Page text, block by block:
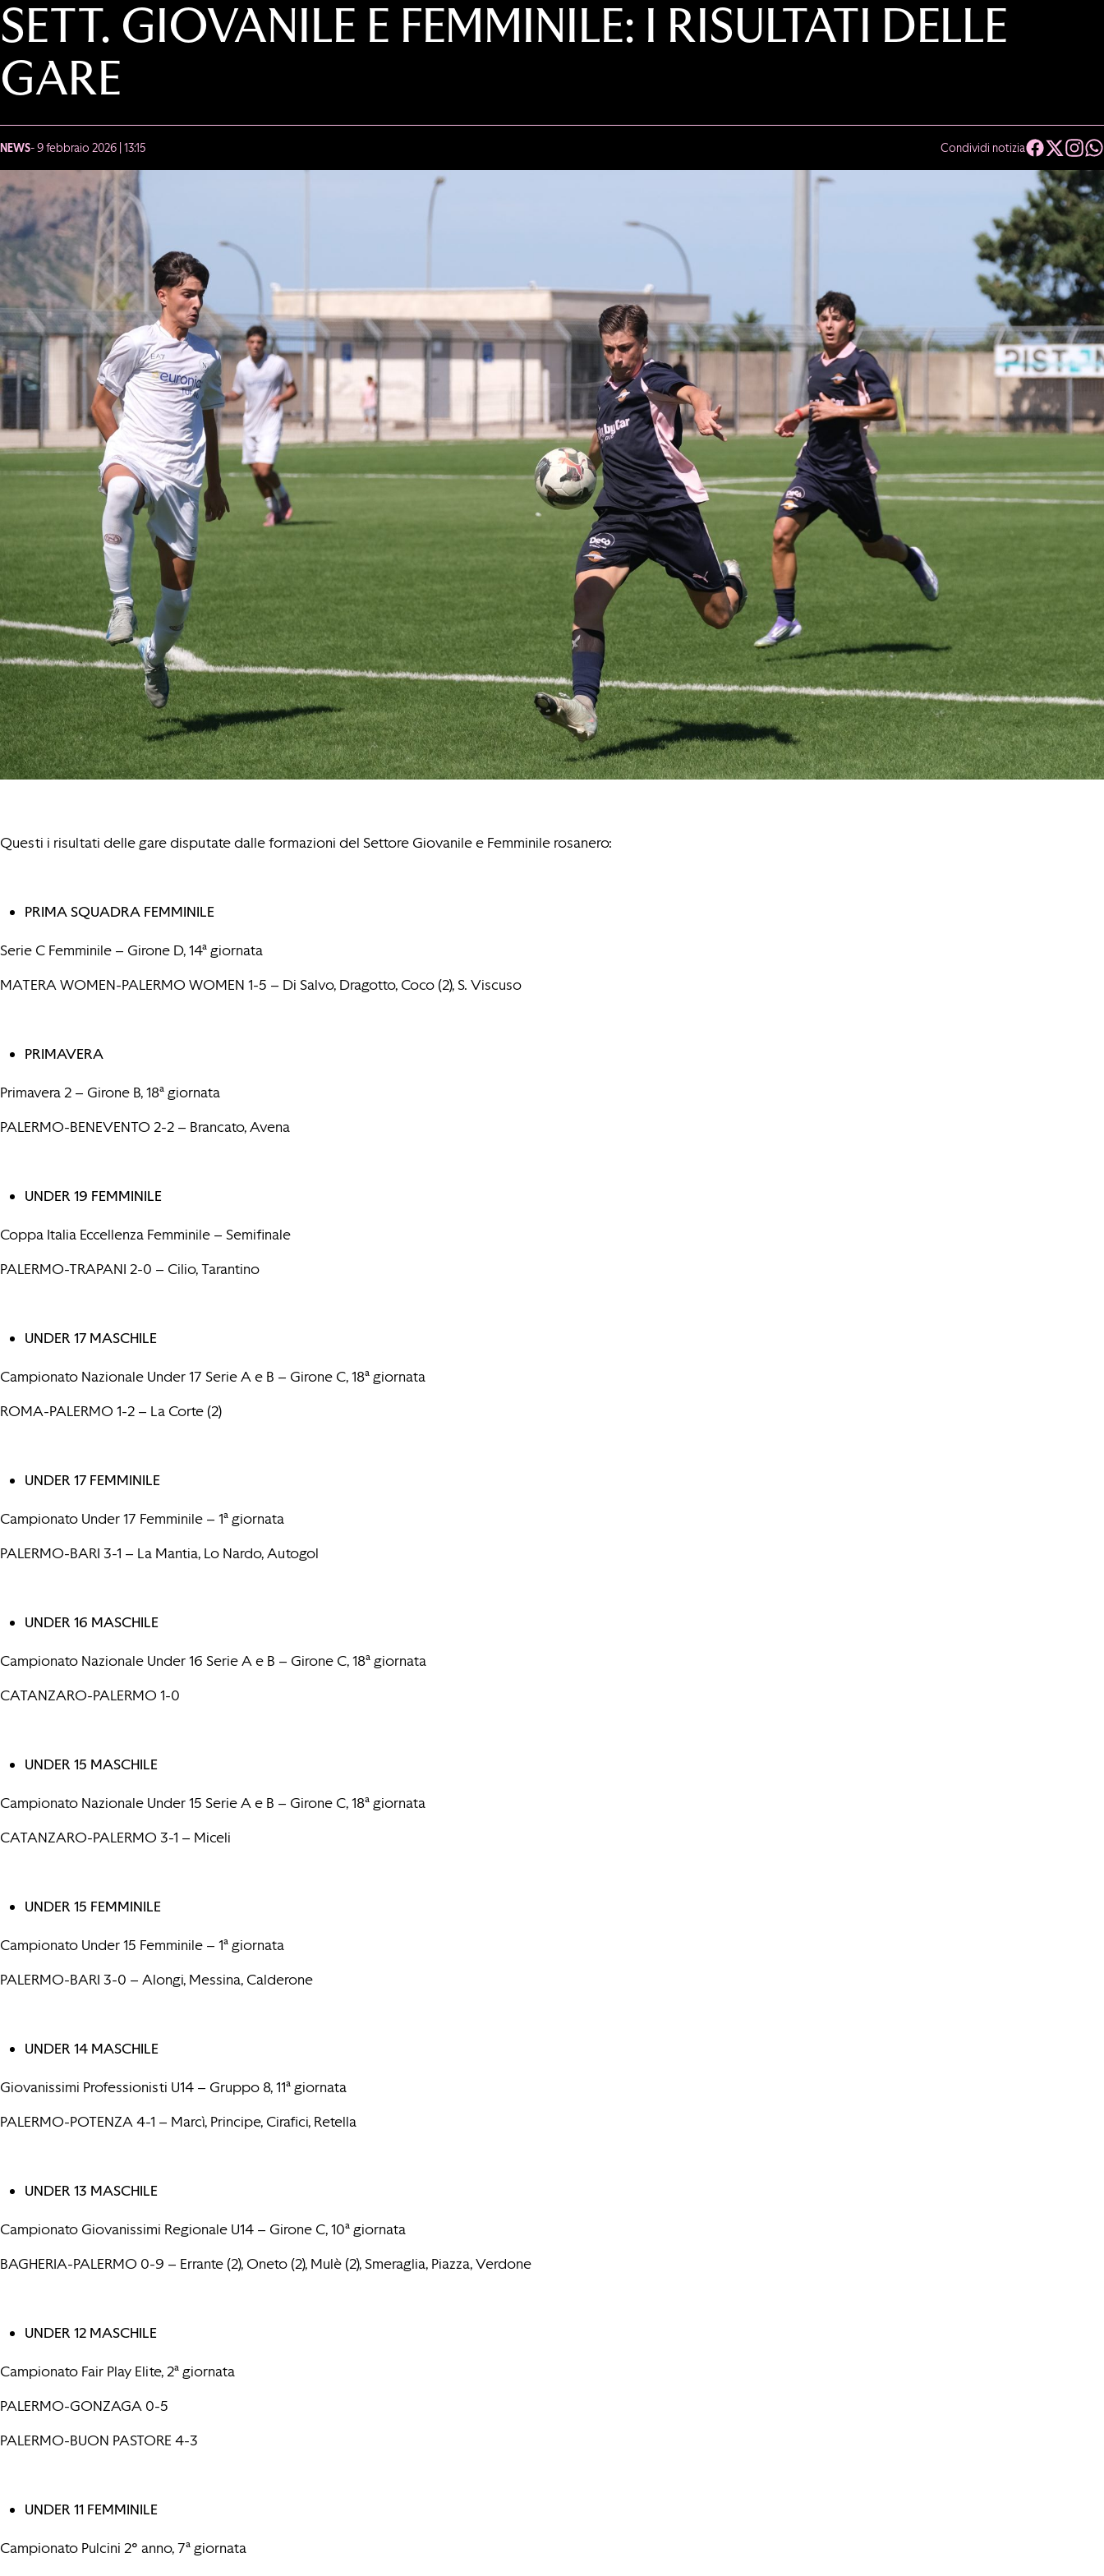
SETT. GIOVANILE E FEMMINILE: I RISULTATI DELLE
GARE
NEWS- 9 febbraio 2026 | 13:15 Condividi notizia
Questi i risultati delle gare disputate dalle formazioni del Settore Giovanile e Femminile rosanero:
PRIMA SQUADRA FEMMINILE
Serie C Femminile – Girone D, 14ª giornata
MATERA WOMEN-PALERMO WOMEN 1-5 – Di Salvo, Dragotto, Coco (2), S. Viscuso
PRIMAVERA
Primavera 2 – Girone B, 18ª giornata
PALERMO-BENEVENTO 2-2 – Brancato, Avena
UNDER 19 FEMMINILE
Coppa Italia Eccellenza Femminile – Semifinale
PALERMO-TRAPANI 2-0 – Cilio, Tarantino
UNDER 17 MASCHILE
Campionato Nazionale Under 17 Serie A e B – Girone C, 18ª giornata
ROMA-PALERMO 1-2 – La Corte (2)
UNDER 17 FEMMINILE
Campionato Under 17 Femminile – 1ª giornata
PALERMO-BARI 3-1 – La Mantia, Lo Nardo, Autogol
UNDER 16 MASCHILE
Campionato Nazionale Under 16 Serie A e B – Girone C, 18ª giornata
CATANZARO-PALERMO 1-0
UNDER 15 MASCHILE
Campionato Nazionale Under 15 Serie A e B – Girone C, 18ª giornata
CATANZARO-PALERMO 3-1 – Miceli
UNDER 15 FEMMINILE
Campionato Under 15 Femminile – 1ª giornata
PALERMO-BARI 3-0 – Alongi, Messina, Calderone
UNDER 14 MASCHILE
Giovanissimi Professionisti U14 – Gruppo 8, 11ª giornata
PALERMO-POTENZA 4-1 – Marcì, Principe, Cirafici, Retella
UNDER 13 MASCHILE
Campionato Giovanissimi Regionale U14 – Girone C, 10ª giornata
BAGHERIA-PALERMO 0-9 – Errante (2), Oneto (2), Mulè (2), Smeraglia, Piazza, Verdone
UNDER 12 MASCHILE
Campionato Fair Play Elite, 2ª giornata
PALERMO-GONZAGA 0-5
PALERMO-BUON PASTORE 4-3
UNDER 11 FEMMINILE
Campionato Pulcini 2° anno, 7ª giornata